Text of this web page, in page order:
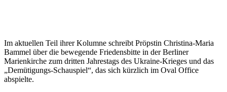
Im aktuellen Teil ihrer Kolumne schreibt Pröpstin Christina-Maria
Bammel über die bewegende Friedensbitte in der Berliner
Marienkirche zum dritten Jahrestags des Ukraine-Krieges und das
„Demütigungs-Schauspiel“, das sich kürzlich im Oval Office
abspielte.